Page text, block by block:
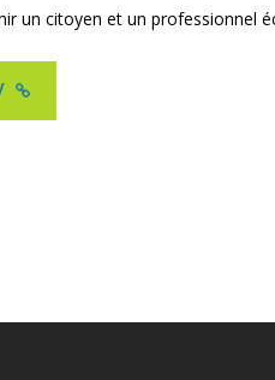
un citoyen et un professionnel